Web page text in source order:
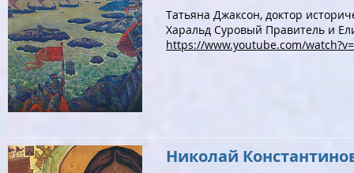
Татьяна Джаксон, доктор
Харальд Суровый Правитель и
https://www.youtube.com/
Николай